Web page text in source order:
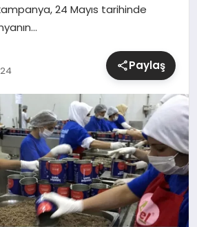
24 Mayıs tarihinde
Paylaş